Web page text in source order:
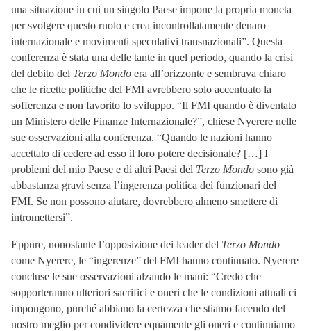
una situazione in cui un singolo Paese impone la propria moneta
per svolgere questo ruolo e crea incontrollatamente denaro
internazionale e movimenti speculativi transnazionali”. Questa
conferenza è stata una delle tante in quel periodo, quando la crisi
del debito del Terzo Mondo era all’orizzonte e sembrava chiaro
che le ricette politiche del FMI avrebbero solo accentuato la
sofferenza e non favorito lo sviluppo. “Il FMI quando è diventato
un Ministero delle Finanze Internazionale?”, chiese Nyerere nelle
sue osservazioni alla conferenza. “Quando le nazioni hanno
accettato di cedere ad esso il loro potere decisionale? […] I
problemi del mio Paese e di altri Paesi del Terzo Mondo sono già
abbastanza gravi senza l’ingerenza politica dei funzionari del
FMI. Se non possono aiutare, dovrebbero almeno smettere di
intromettersi”.
Eppure, nonostante l’opposizione dei leader del Terzo Mondo
come Nyerere, le “ingerenze” del FMI hanno continuato. Nyerere
concluse le sue osservazioni alzando le mani: “Credo che
sopporteranno ulteriori sacrifici e oneri che le condizioni attuali ci
impongono, purché abbiano la certezza che stiamo facendo del
nostro meglio per condividere equamente gli oneri e continuiamo